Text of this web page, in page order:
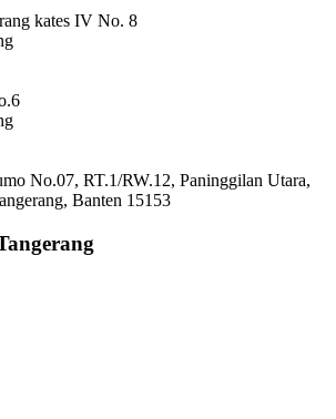
kates IV No. 8
No.07, RT.1/RW.12, Paninggilan Utara,
Banten 15153